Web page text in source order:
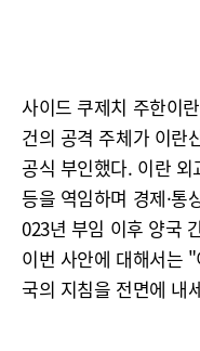
사이드 쿠제치 주한이
건의 공격 주체가 이란
공식 부인했다. 이란
등을 역임하며 경제·통
023년 부임 이후 양국
이번 사안에 대해서는
국의 지침을 전면에 내